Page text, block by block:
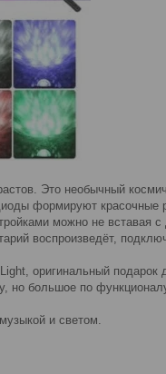
Это необычный
формируют красочные
можно не вставая
воспроизведëт,
оригинальный
но большое по
и светом.